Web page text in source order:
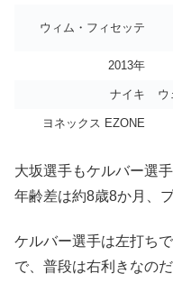
ウィム・フィセッテ
2013年
ナイキ ウ
ヨネックス EZONE
大坂選手もケルバー選
年齢差は約8歳8か月、
ケルバー選手は左打ち
で、普段は右利きなのだ